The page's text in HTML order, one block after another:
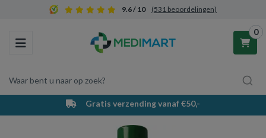
9.6 / 10 (531 beoordelingen)
Toggle navigation
Waar bent u naar op zoek?
0
Winkelwagen
Gratis verzending vanaf €50,-